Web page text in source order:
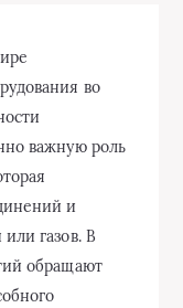
во
важную роль
и
газов. В
обращают